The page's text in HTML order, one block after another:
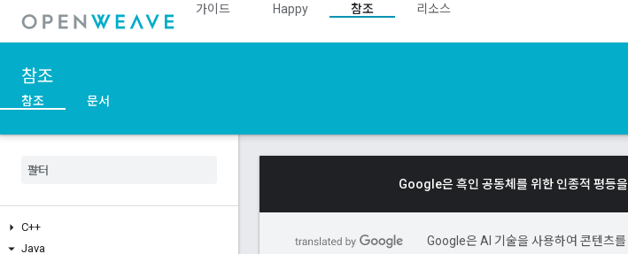
가이드 Happy 참조
리소스
참조
참조 문서
C++
Java
Google은 흑인 공동체를 위한 인종적 평등
Google은 AI 기술을 사용하여 콘텐츠